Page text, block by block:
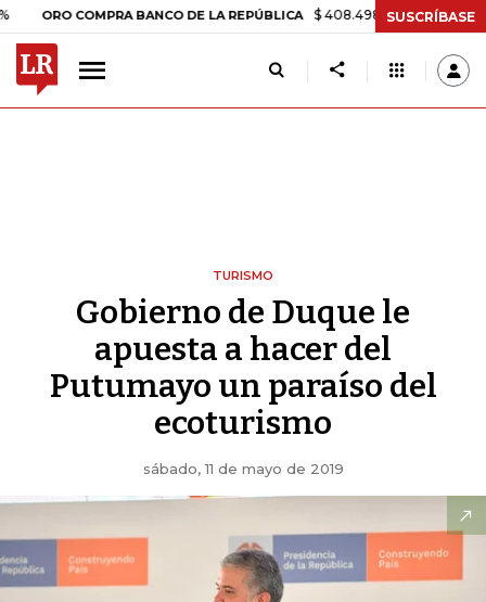
COMPRA BANCO DE LA REPÚBLICA $ 408.498,97 +$ 8.753,81 +2,19%
SUSCRÍBASE
TURISMO
Gobierno de Duque le
apuesta a hacer del
Putumayo un paraíso del
ecoturismo
sábado, 11 de mayo de 2019